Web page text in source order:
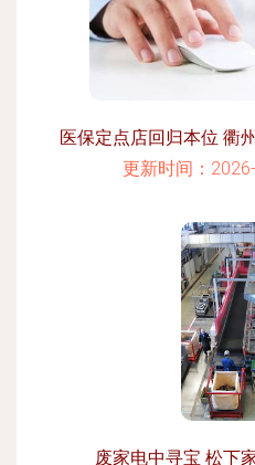
医保定点店回归本位 衢
更新时间：
废家电中寻宝 松下